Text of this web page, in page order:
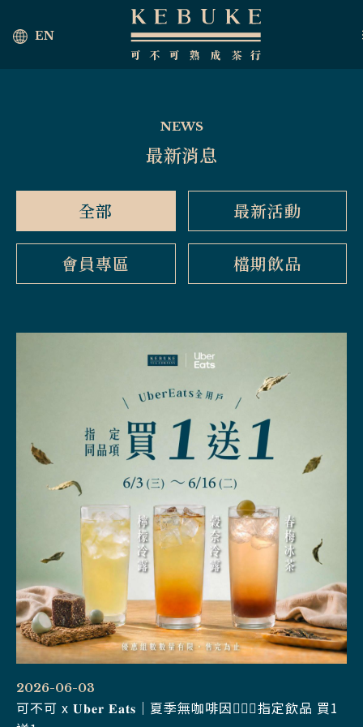
EN
NEWS
最新消息
全部 最新活動
會員專區 檔期飲品
2026-06-03
可不可 x 𝐔𝐛𝐞𝐫 𝐄𝐚𝐭𝐬｜夏季無咖啡因🧚🏻‍♂️指定飲品 買1